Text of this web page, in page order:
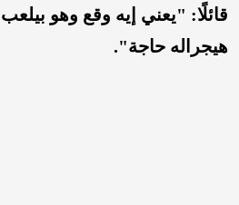
قائلًا: "يعني إيه وقع وهو
هيجراله حاجة".